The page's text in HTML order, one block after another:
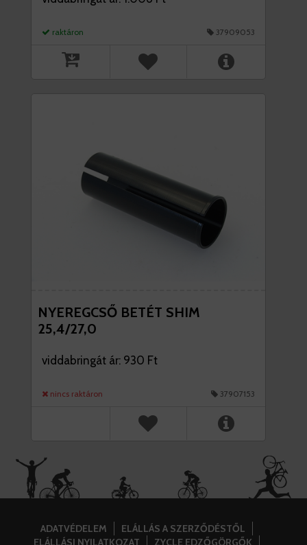
raktáron 37909053
NYEREGCSŐ BETÉT SHIM
25,4/27,0
viddabringát ár: 930 Ft
nincs raktáron 37907153
ADATVÉDELEM
ELÁLLÁS A SZERZŐDÉSTŐL
ELÁLLÁSI NYILATKOZAT
ZYCLE EDZŐGÖRGŐK